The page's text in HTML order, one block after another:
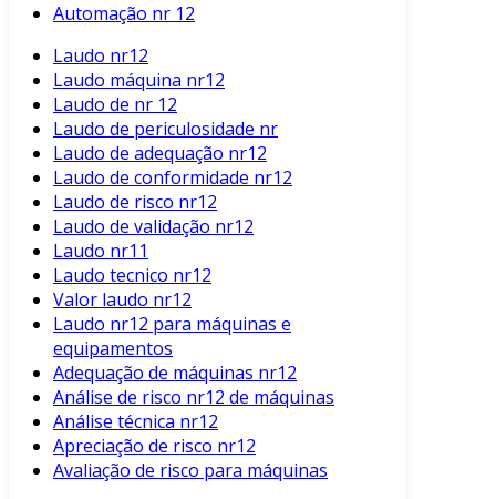
Automação nr 12
Laudo nr12
Laudo máquina nr12
Laudo de nr 12
Laudo de periculosidade nr
Laudo de adequação nr12
Laudo de conformidade nr12
Laudo de risco nr12
Laudo de validação nr12
Laudo nr11
Laudo tecnico nr12
Valor laudo nr12
Laudo nr12 para máquinas e
equipamentos
Adequação de máquinas nr12
Análise de risco nr12 de máquinas
Análise técnica nr12
Apreciação de risco nr12
Avaliação de risco para máquinas